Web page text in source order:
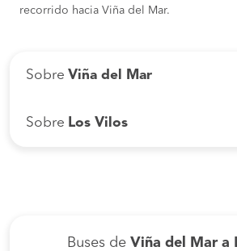
recorrido hacia Viña del Mar.
Sobre Viña del Mar
Sobre Los Vilos
Buses de Viña del Mar a